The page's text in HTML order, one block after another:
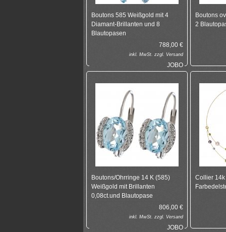
Boutons 585 Weißgold mit 4
Diamant-Brillanten und 8
Blautopasen
788,00 €
inkl. MwSt. zzgl. Versand
JOBO
Boutons
2
Boutons/Ohrringe 14 K (585)
Weißgold mit Brillanten
0,08ct.und Blautopase
806,00 €
inkl. MwSt. zzgl. Versand
JOBO
Collier